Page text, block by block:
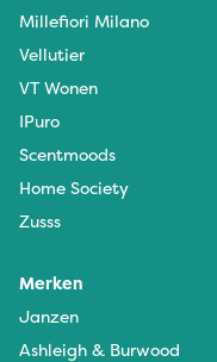
Millefiori Milano
Vellutier
VT Wonen
IPuro
Scentmoods
Home Society
Zusss
Merken
Janzen
Ashleigh & Burwood